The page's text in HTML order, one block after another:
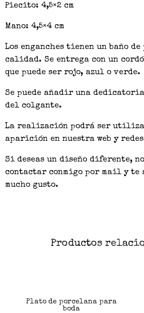
Piecito: 4,5×2 cm
Mano: 4,5×4 cm
Los enganches tienen un baño
calidad. Se entrega con un
que puede ser rojo, azul o verde.
Se puede añadir una
del colgante.
La realización podrá ser
aparición en nuestra web y
Si deseas un diseño diferente,
contactar conmigo por mail y te
mucho gusto.
Productos
Plato de porcelana para
boda